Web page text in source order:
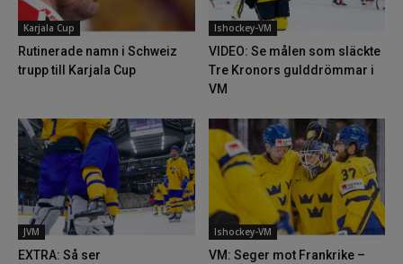
Karjala Cup
Rutinerade namn i Schweiz
trupp till Karjala Cup
Ishockey-VM
VIDEO: Se målen som släckte
Tre Kronors gulddrömmar i
VM
JVM
EXTRA: Så ser
Ishockey-VM
VM: Seger mot Frankrike –